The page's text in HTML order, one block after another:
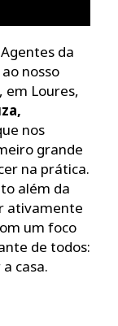
da
nosso
, em Loures,
nos
grande
na prática.
além da
ativamente
um foco
de todos:
casa.